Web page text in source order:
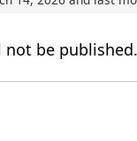
not be published.